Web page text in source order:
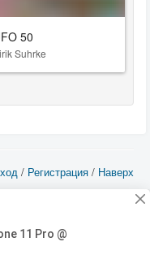
50
Suhrke
/ Регистрация / Наверх
в случае, если
целями - для прочих целей